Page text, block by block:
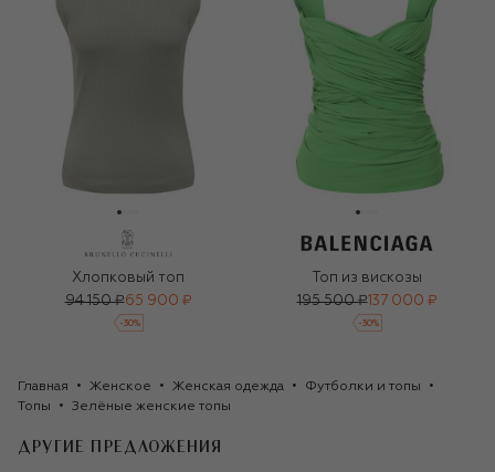
Хлопковый топ
94 150 ₽65 900 ₽
-30%
Топ из вискозы
195 500 ₽137 000 ₽
-30%
Главная Женское Женская одежда
Футболки и топы
Топы
Зелёные женские топы
ДРУГИЕ ПРЕДЛОЖЕНИЯ